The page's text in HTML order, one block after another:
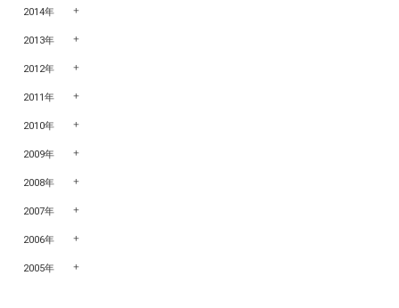
2014年
2013年
2012年
2011年
2010年
2009年
2008年
2007年
2006年
2005年